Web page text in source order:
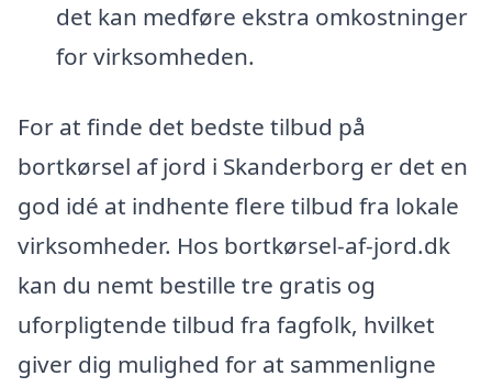
det kan medføre ekstra omkostninger
for virksomheden.
For at finde det bedste tilbud på
bortkørsel af jord i Skanderborg er det en
god idé at indhente flere tilbud fra lokale
virksomheder. Hos bortkørsel-af-jord.dk
kan du nemt bestille tre gratis og
uforpligtende tilbud fra fagfolk, hvilket
giver dig mulighed for at sammenligne